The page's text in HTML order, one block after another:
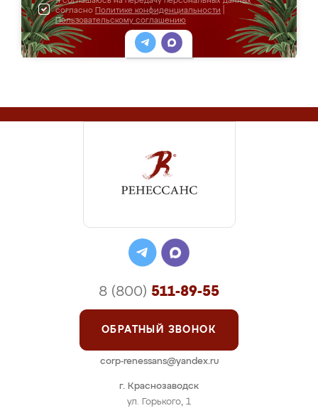
согласно Политике конфиденциальности
Пользовательскому соглашению
г. Краснозаводск
ул. Горького, 1
8 (800) 511-89-55
ОБРАТНЫЙ ЗВОНОК
corp-renessans@yandex.ru